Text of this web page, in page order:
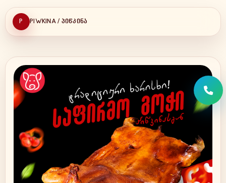
P PIWKINA / ᲞᲘᲬᲙᲘᲜᲐ